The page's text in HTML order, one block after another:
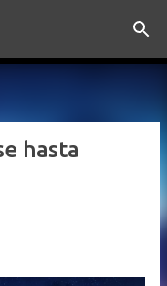
hasta